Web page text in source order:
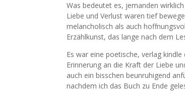
Was bedeutet es, jemanden
Liebe und Verlust waren tief
melancholisch als auch
Erzählkunst, das lange nach dem
Es war eine poetische, verlag
Erinnerung an die Kraft der Liebe
auch ein bisschen beunruhigend
nachdem ich das Buch zu Ende